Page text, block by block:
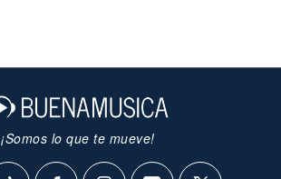
¡Somos lo que te mueve!